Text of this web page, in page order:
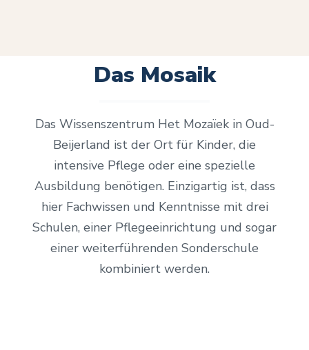
Das Mosaik
Das Wissenszentrum Het Mozaïek in Oud-
Beijerland ist der Ort für Kinder, die
intensive Pflege oder eine spezielle
Ausbildung benötigen. Einzigartig ist, dass
hier Fachwissen und Kenntnisse mit drei
Schulen, einer Pflegeeinrichtung und sogar
einer weiterführenden Sonderschule
kombiniert werden.